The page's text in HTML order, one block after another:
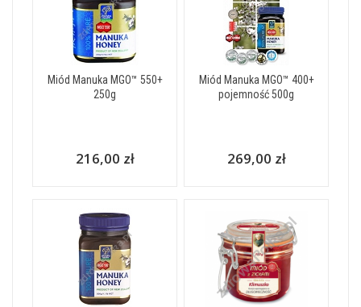
Miód Manuka MGO™ 550+
250g
216,00 zł
Miód Manuka MGO™ 400+
pojemność 500g
269,00 zł